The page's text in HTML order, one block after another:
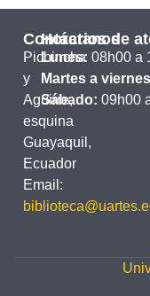
Contáctanos
Pichincha
y
Aguirre,
esquina
Guayaquil,
Ecuador
Email:
Horarios de
Lunes: 08h00 a
Martes a
Sábado: 09h00